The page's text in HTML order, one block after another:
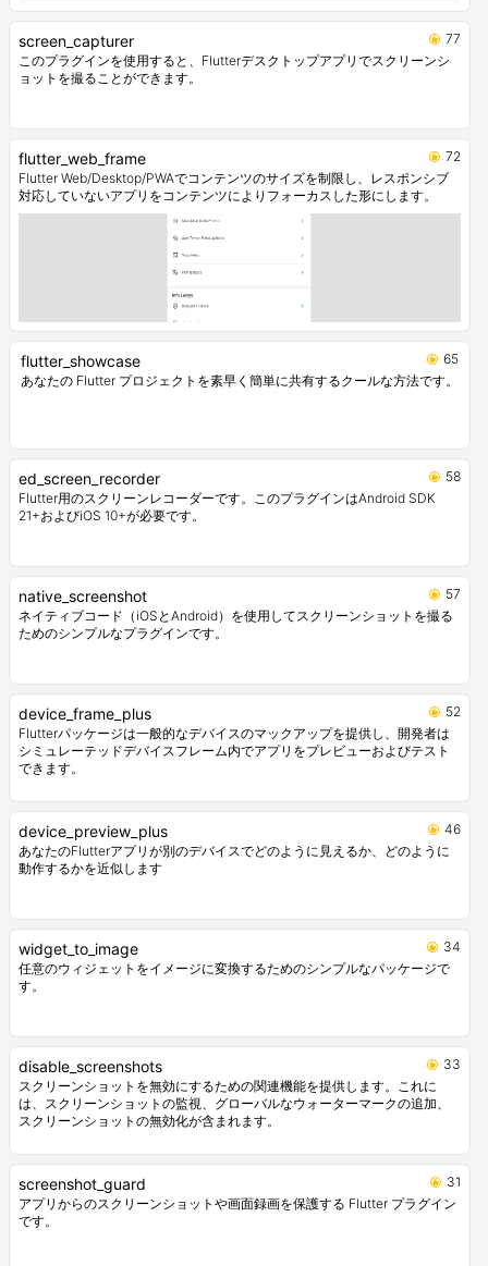
screen_capturer
77
このプラグインを使用すると、Flutterデスクトップアプリでスクリーンシ
ョットを撮ることができます。
flutter_web_frame
72
Flutter Web/Desktop/PWAでコンテンツのサイズを制限し、レスポンシブ
対応していないアプリをコンテンツによりフォーカスした形にします。
flutter_showcase
65
あなたの Flutter プロジェクトを素早く簡単に共有するクールな方法です。
ed_screen_recorder
58
Flutter用のスクリーンレコーダーです。このプラグインはAndroid SDK
21+およびiOS 10+が必要です。
native_screenshot
57
ネイティブコード（iOSとAndroid）を使用してスクリーンショットを撮る
ためのシンプルなプラグインです。
device_frame_plus
52
Flutterパッケージは一般的なデバイスのマックアップを提供し、開発者は
シミュレーテッドデバイスフレーム内でアプリをプレビューおよびテスト
できます。
device_preview_plus
46
あなたのFlutterアプリが別のデバイスでどのように見えるか、どのように
動作するかを近似します
widget_to_image
34
任意のウィジェットをイメージに変換するためのシンプルなパッケージで
す。
disable_screenshots
33
スクリーンショットを無効にするための関連機能を提供します。これに
は、スクリーンショットの監視、グローバルなウォーターマークの追加、
スクリーンショットの無効化が含まれます。
screenshot_guard
31
アプリからのスクリーンショットや画面録画を保護する Flutter プラグイン
です。